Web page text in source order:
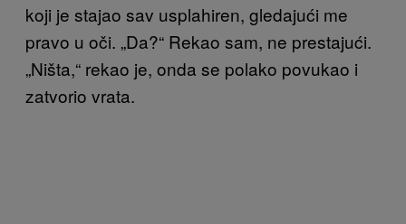
koji je stajao sav usplahiren, gledajući me
pravo u oči. „Da?“ Rekao sam, ne prestajući.
„Ništa,“ rekao je, onda se polako povukao i
zatvorio vrata.